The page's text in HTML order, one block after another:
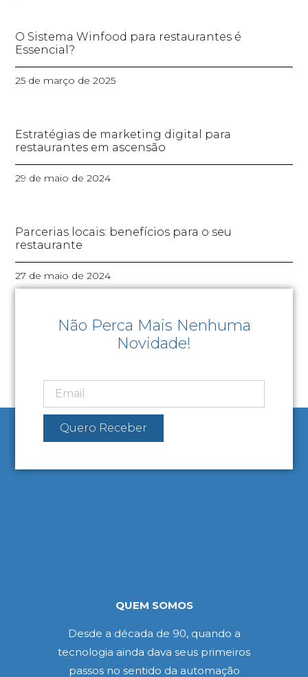
O Sistema Winfood para restaurantes é
Essencial?
25 de março de 2025
Estratégias de marketing digital para
restaurantes em ascensão
29 de maio de 2024
Parcerias locais: benefícios para o seu
restaurante
27 de maio de 2024
Não Perca Mais Nenhuma
Novidade!
Quero Receber
QUEM SOMOS
Desde a década de 90, quando a
tecnologia ainda dava seus primeiros
passos no sentido da automação